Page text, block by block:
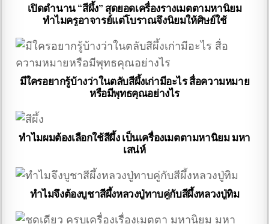
เปิดตำนาน “สีผึ้ง” สุดยอดเครื่องรางเมตตามหานิยม
ทำไมครูอาจารย์แต่โบราณจึงนิยมให้ศิษย์ใช้
มีใครอยากรู้บ้างว่าในตลับสีผึ้งเก่ามีอะไร สื่อความหมาย
หรือมีพุทธคุณอย่างไร
ทำไมผมต้องเลือกใช้สีผึ้ง เป็นเครื่องเมตตามหานิยม มหา
เสน่ห์
ทำไมจึงต้องบูชาสีผึ้งหลวงปู่ทาบคู่กับสีผึ้งหลวงปู่ทิม